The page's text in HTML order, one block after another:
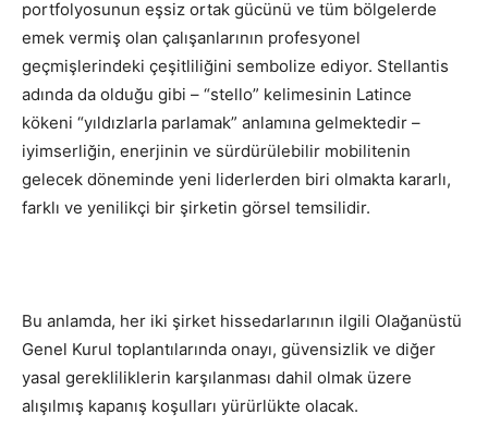
portfolyosunun eşsiz ortak gücünü ve tüm bölgelerde
emek vermiş olan çalışanlarının profesyonel
geçmişlerindeki çeşitliliğini sembolize ediyor. Stellantis
adında da olduğu gibi – “stello” kelimesinin Latince
kökeni “yıldızlarla parlamak” anlamına gelmektedir –
iyimserliğin, enerjinin ve sürdürülebilir mobilitenin
gelecek döneminde yeni liderlerden biri olmakta kararlı,
farklı ve yenilikçi bir şirketin görsel temsilidir.
Bu anlamda, her iki şirket hissedarlarının ilgili Olağanüstü
Genel Kurul toplantılarında onayı, güvensizlik ve diğer
yasal gerekliliklerin karşılanması dahil olmak üzere
alışılmış kapanış koşulları yürürlükte olacak.